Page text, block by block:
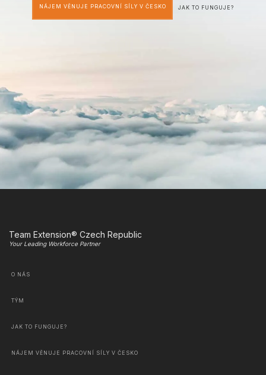
NÁJEM VĚNUJE PRACOVNÍ SÍLY V ČESKO JAK TO FUNGUJE?
Team Extension® Czech Republic
Your Leading Workforce Partner
O NÁS
TÝM
JAK TO FUNGUJE?
NÁJEM VĚNUJE PRACOVNÍ SÍLY V ČESKO